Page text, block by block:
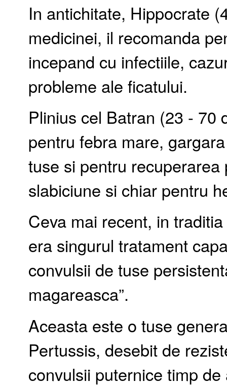
In antichitate, Hippocrate
medicinei, il recomanda
incepand cu infectiile,
probleme ale ficatului.
Plinius cel Batran (23 - 70
pentru febra mare,
tuse si pentru
slabiciune si chiar pentru
Ceva mai recent, in
era singurul tratament
convulsii de tuse
magareasca”.
Aceasta este o tuse
Pertussis, desebit de
convulsii puternice timp